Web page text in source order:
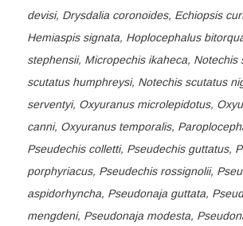
devisi, Drysdalia coronoides, Echiopsis
Hemiaspis signata, Hoplocephalus
stephensii, Micropechis ikaheca,
scutatus humphreysi, Notechis scutatus
serventyi, Oxyuranus microlepidotus,
canni, Oxyuranus temporalis,
Pseudechis colletti, Pseudechis guttatus,
porphyriacus, Pseudechis rossignolii,
aspidorhyncha, Pseudonaja guttata,
mengdeni, Pseudonaja modesta,